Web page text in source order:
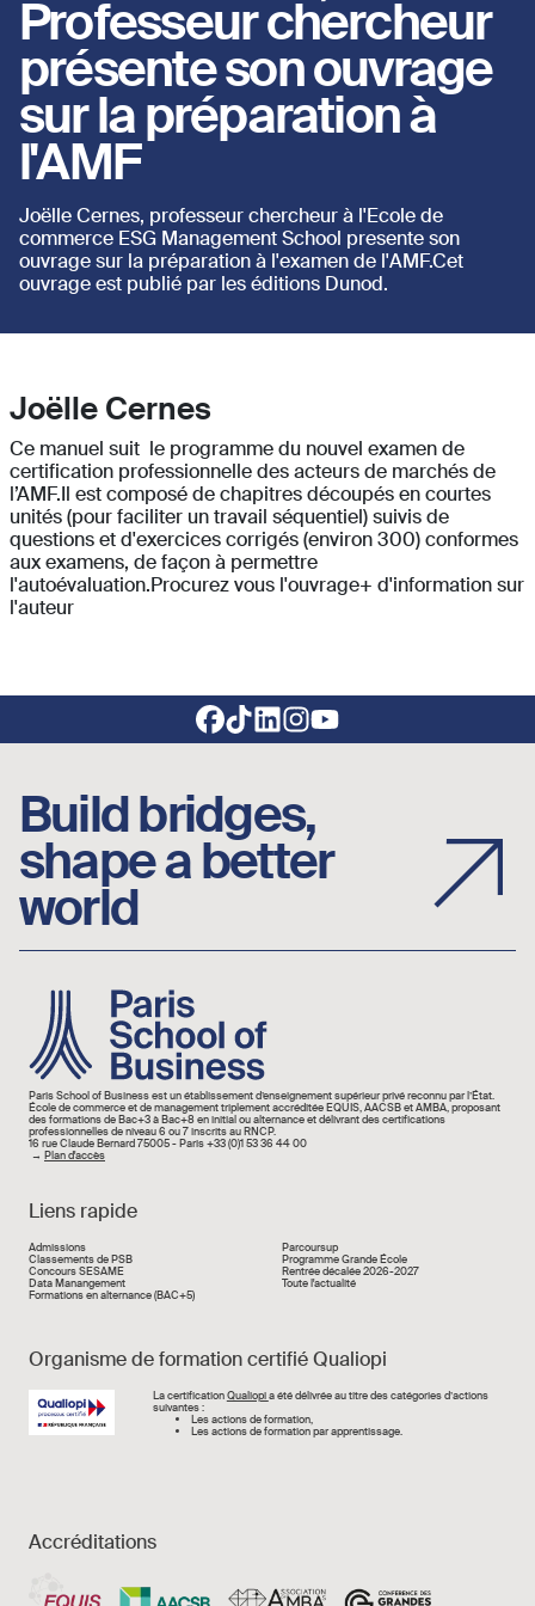
Professeur chercheur
présente son ouvrage
sur la préparation à
l'AMF
Joëlle Cernes, professeur chercheur à l'Ecole de
commerce ESG Management School presente son
ouvrage sur la préparation à l'examen de l'AMF.Cet
ouvrage est publié par les éditions Dunod.
Joëlle Cernes
Ce manuel suit le programme du nouvel examen de
certification professionnelle des acteurs de marchés de
l’AMF.Il est composé de chapitres découpés en courtes
unités (pour faciliter un travail séquentiel) suivis de
questions et d'exercices corrigés (environ 300) conformes
aux examens, de façon à permettre
l'autoévaluation.Procurez vous l'ouvrage+ d'information sur
l'auteur
Footer social links
Build bridges,
shape a better
world
Image
Paris School of Business est un établissement d’enseignement supérieur privé reconnu par l’État.
École de commerce et de management triplement accréditée EQUIS, AACSB et AMBA, proposant
des formations de Bac+3 à Bac+8 en initial ou alternance et délivrant des certifications
professionnelles de niveau 6 ou 7 inscrits au RNCP.
16 rue Claude Bernard 75005 - Paris +33 (0)1 53 36 44 00
→ Plan d'accès
Liens rapide
Liens rapide
Admissions
Classements de PSB
Concours SESAME
Data Manangement
Formations en alternance (BAC+5)
Parcoursup
Programme Grande École
Rentrée décalée 2026-2027
Toute l'actualité
Organisme de formation certifié Qualiopi
Image La certificationQualiopia été délivrée au titre des catégories d’actions
suivantes :
Les actions de formation,
Les actions de formation par apprentissage.
Accréditations